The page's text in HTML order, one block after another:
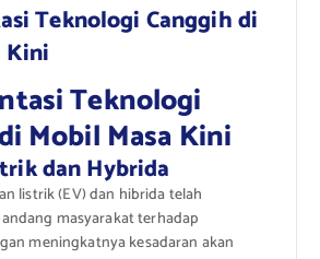
Teknologi Canggih di
Kini
Teknologi
Mobil Masa Kini
dan Hybrida
listrik (EV) dan hibrida telah
masyarakat terhadap
meningkatnya kesadaran akan